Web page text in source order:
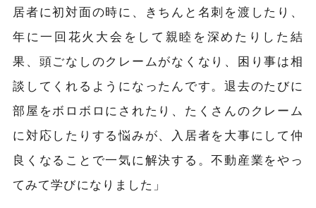
居者に初対面の時に、きちんと名刺を渡したり、
年に一回花火大会をして親睦を深めたりした結
果、頭ごなしのクレームがなくなり、困り事は相
談してくれるようになったんです。退去のたびに
部屋をボロボロにされたり、たくさんのクレーム
に対応したりする悩みが、入居者を大事にして仲
良くなることで一気に解決する。不動産業をやっ
てみて学びになりました」